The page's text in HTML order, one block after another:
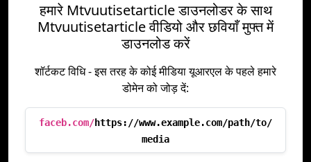
हमारे Mtvuutisetarticle डाउनलोडर के साथ
Mtvuutisetarticle वीडियो और छवियाँ मुफ्त में
डाउनलोड करें
शॉर्टकट विधि - इस तरह के कोई मीडिया यूआरएल के पहले हमारे
डोमेन को जोड़ दें:
faceb.com/https://www.example.com/path/to/
media